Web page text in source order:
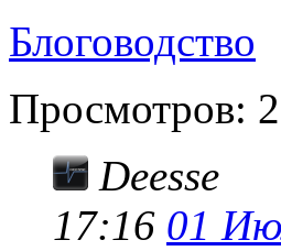
Блоговодство
Просмотров:
Deesse
17:16 01